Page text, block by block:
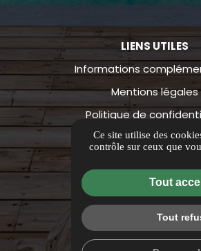
LIENS UTILES
Informations
Mentions légales
Politique de
Guide local
Gestion des
Ce site utilise des
contrôle sur ceux que
Tout
Tout